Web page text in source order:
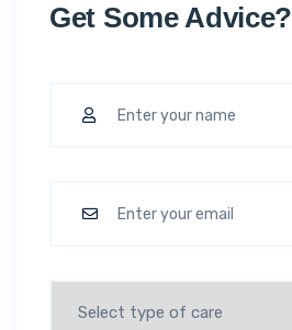
Get Some Advice?